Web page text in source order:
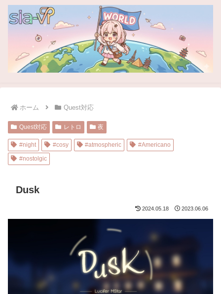
ホーム Quest対応
Quest対応 レトロ 夜
#night #cosy #atmospheric
#Americano
#nostolgic
Dusk
2024.05.18 2023.06.06